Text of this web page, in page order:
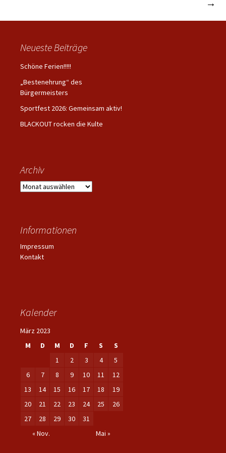
Navigation
→
Neueste Beiträge
Schöne Ferien!!!!!
„Bestenehrung“ des
Bürgermeisters
Sportfest 2026: Gemeinsam aktiv!
BLACKOUT rocken die Kulte
Archiv
Archiv
Informationen
Impressum
Kontakt
Kalender
März 2023
M
D M D F S
S
1
2 3 4
5
6
7 8 9 10 11
12
13
14 15 16 17 18
19
20
21 22 23 24 25
26
27
28 29 30
31
« Nov.
Mai »